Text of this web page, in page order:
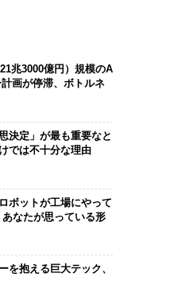
兆3000億円）規模のA
画が停滞、ボトルネ
決定」が最も重要なと
では不十分な理由
ボットが工場にやって
なたが思っている形
を抱える巨大テック、